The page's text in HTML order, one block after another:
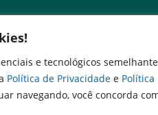
e tecnológicos
Política de Privacidade e Política
navegando, você concorda